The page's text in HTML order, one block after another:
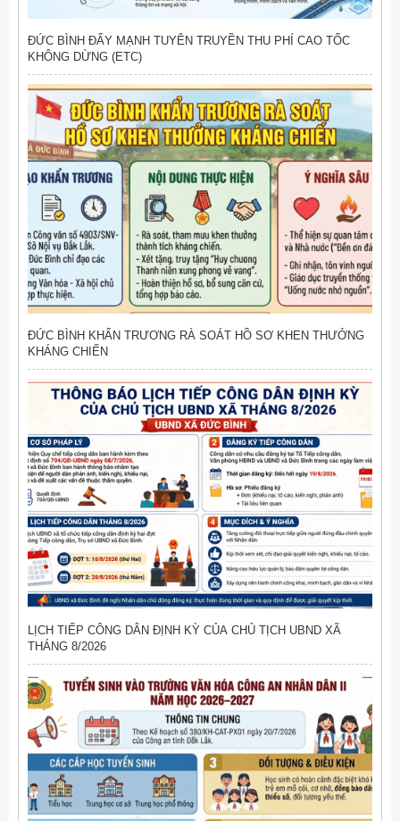
ĐỨC BÌNH ĐẨY MẠNH TUYÊN TRUYỀN THU PHÍ CAO TỐC
KHÔNG DỪNG (ETC)
ĐỨC BÌNH KHẨN TRƯƠNG RÀ SOÁT HỒ SƠ KHEN THƯỞNG
KHÁNG CHIẾN
LỊCH TIẾP CÔNG DÂN ĐỊNH KỲ CỦA CHỦ TỊCH UBND XÃ
THÁNG 8/2026